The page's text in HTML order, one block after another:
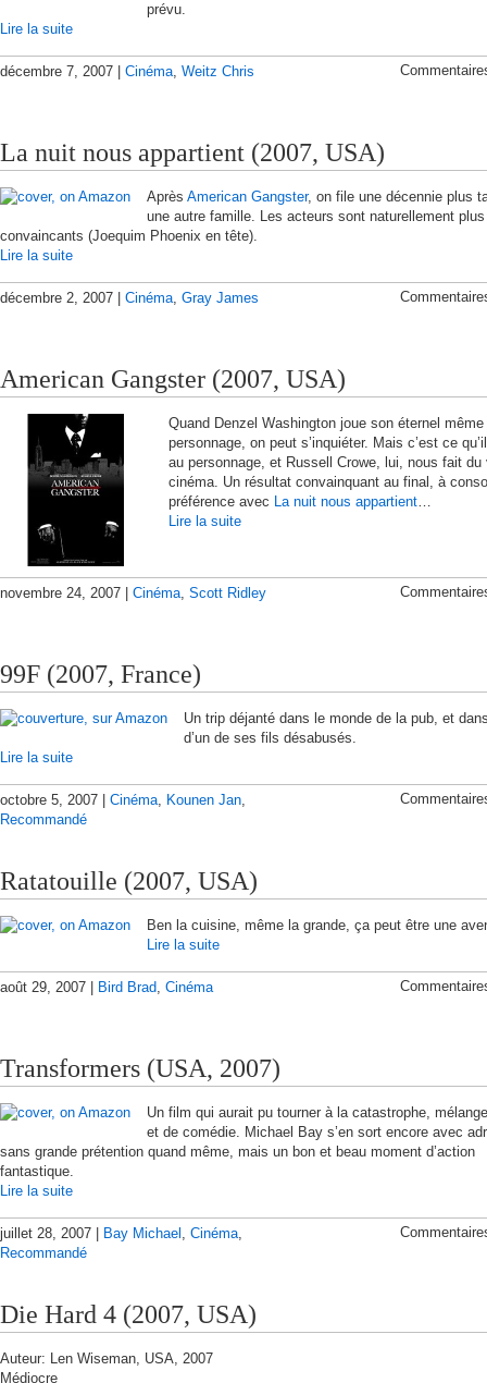
prévu.
Lire la suite
décembre 7, 2007 | Cinéma, Weitz Chris
La nuit nous appartient (2007, USA)
Après American Gangster, on file une décennie plus
une autre famille. Les acteurs sont naturellement plus
convaincants (Joequim Phoenix en tête).
Lire la suite
décembre 2, 2007 | Cinéma, Gray James
American Gangster (2007, USA)
Quand Denzel Washington joue son éternel même
personnage, on peut s’inquiéter. Mais c’est ce
au personnage, et Russell Crowe, lui, nous fait du
cinéma. Un résultat convainquant au final, à
préférence avec La nuit nous appartient…
Lire la suite
novembre 24, 2007 | Cinéma, Scott Ridley
99F (2007, France)
Un trip déjanté dans le monde de la pub, et
d’un de ses fils désabusés.
Lire la suite
octobre 5, 2007 | Cinéma, Kounen Jan,
Recommandé
Ratatouille (2007, USA)
Ben la cuisine, même la grande, ça peut être une
Lire la suite
août 29, 2007 | Bird Brad, Cinéma
Transformers (USA, 2007)
Un film qui aurait pu tourner à la catastrophe,
et de comédie. Michael Bay s’en sort encore avec
sans grande prétention quand même, mais un bon et beau moment d’action
fantastique.
Lire la suite
juillet 28, 2007 | Bay Michael , Cinéma,
Recommandé
Die Hard 4 (2007, USA)
Auteur: Len Wiseman, USA, 2007
Médiocre